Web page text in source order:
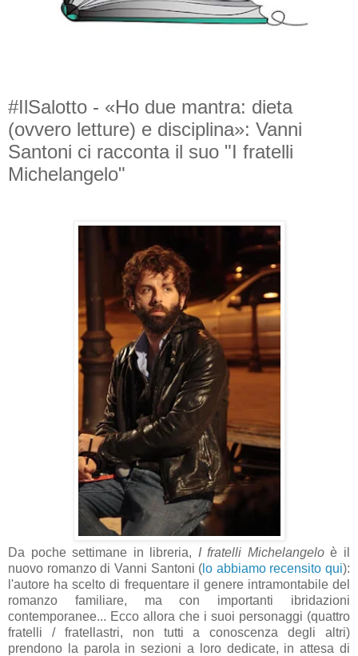
#IlSalotto - «Ho due mantra: dieta
(ovvero letture) e disciplina»: Vanni
Santoni ci racconta il suo "I fratelli
Michelangelo"
Da poche settimane in libreria, I fratelli Michelangeloè il
nuovo romanzo di Vanni Santoni ( lo abbiamo recensito qui):
l'autore ha scelto di frequentare il genere intramontabile del
romanzo familiare, ma con importanti ibridazioni
contemporanee... Ecco allora che i suoi personaggi (quattro
fratelli / fratellastri, non tutti a conoscenza degli altri)
prendono la parola in sezioni a loro dedicate, in attesa di